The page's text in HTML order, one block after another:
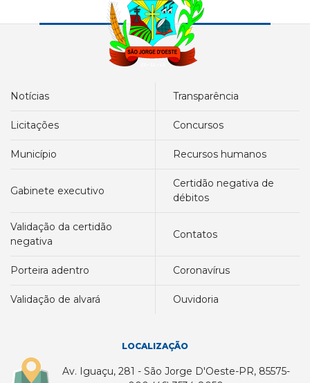
notícias transparência
licitações concursos
município recursos humanos
gabinete executivo
certidão negativa de
débitos
validação da certidão
negativa
contatos
porteira adentro coronavírus
validação de alvará ouvidoria
LOCALIZAÇÃO
Av. Iguaçu, 281 - São Jorge D'Oeste-PR, 85575-